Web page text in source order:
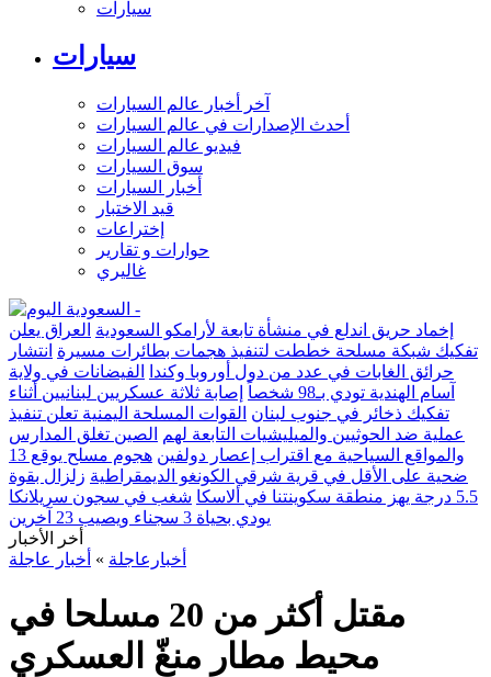
سيارات
سيارات
آخر أخبار عالم السيارات
أحدث الإصدارات في عالم السيارات
فيديو عالم السيارات
سوق السيارات
أخبار السيارات
قيد الاختبار
إختراعات
حوارات و تقارير
غاليري
إخماد حريق اندلع في منشأة تابعة لأرامكو السعودية العراق يعلن
تفكيك شبكة مسلحة خططت لتنفيذ هجمات بطائرات مسيرة انتشار
حرائق الغابات في عدد من دول أوروبا وكندا
الفيضانات في ولاية
آسام الهندية تودي بـ98 شخصاً
إصابة ثلاثة عسكريين لبنانيين أثناء
تفكيك ذخائر في جنوب لبنان القوات المسلحة اليمنية تعلن تنفيذ
عملية ضد الحوثيين والميليشيات التابعة لهم
الصين تغلق المدارس
والمواقع السياحية مع اقتراب إعصار دولفين
هجوم مسلح يوقع 13
ضحية على الأقل في قرية شرقي الكونغو الديمقراطية زلزال بقوة
5.5 درجة يهز منطقة سكوينتنا في ألاسكا
شغب في سجون سريلانكا
يودي بحياة 3 سجناء ويصيب 23 آخرين
أخر الأخبار
أخبارعاجلة » أخبار عاجلة
مقتل أكثر من 20 مسلحا في
محيط مطار منغّ العسكري